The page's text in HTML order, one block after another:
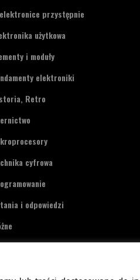
przystępnie
użytkowa
i moduły
elektroniki
Retro
cyfrowa
i odpowiedzi